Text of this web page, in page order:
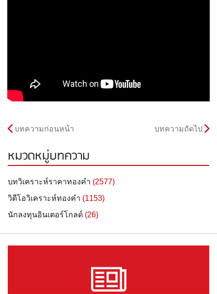
บทความก่อนหน้า บทความถัดไป
หมวดหมู่บทความ
บทวิเคราะห์ราคาทองคำ (2577)
วิดีโอวิเคราะห์ทองคำ (1153)
นักลงทุนอินเตอร์โกลด์ (26)